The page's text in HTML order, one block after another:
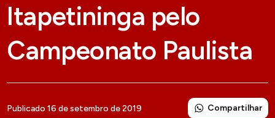
Itapetininga pelo
Campeonato Paulista
Publicado 16 de setembro de 2019 Compartilhar